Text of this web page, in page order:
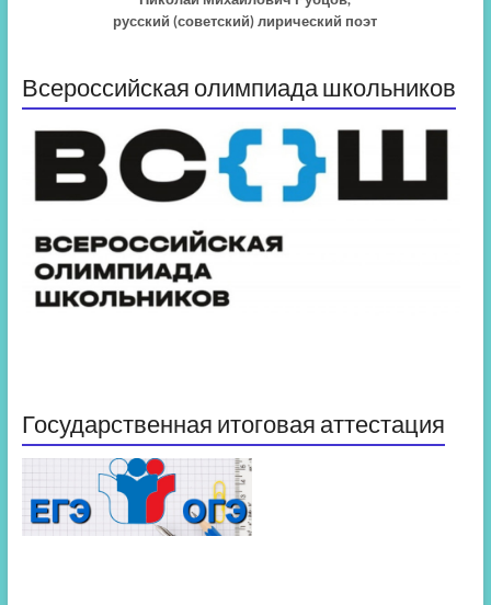
русский (советский) лирический поэт
Всероссийская олимпиада школьников
Государственная итоговая аттестация